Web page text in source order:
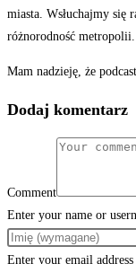
miasta. Wsłuchajmy się
różnorodność metropolii.
Mam nadzieję, że
Dodaj komentarz
Comment
Enter your name or
Enter your email